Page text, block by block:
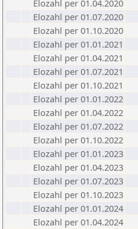
Elozahl per 01.04.2020
Elozahl per 01.07.2020
Elozahl per 01.10.2020
Elozahl per 01.01.2021
Elozahl per 01.04.2021
Elozahl per 01.07.2021
Elozahl per 01.10.2021
Elozahl per 01.01.2022
Elozahl per 01.04.2022
Elozahl per 01.07.2022
Elozahl per 01.10.2022
Elozahl per 01.01.2023
Elozahl per 01.04.2023
Elozahl per 01.07.2023
Elozahl per 01.10.2023
Elozahl per 01.01.2024
Elozahl per 01.04.2024